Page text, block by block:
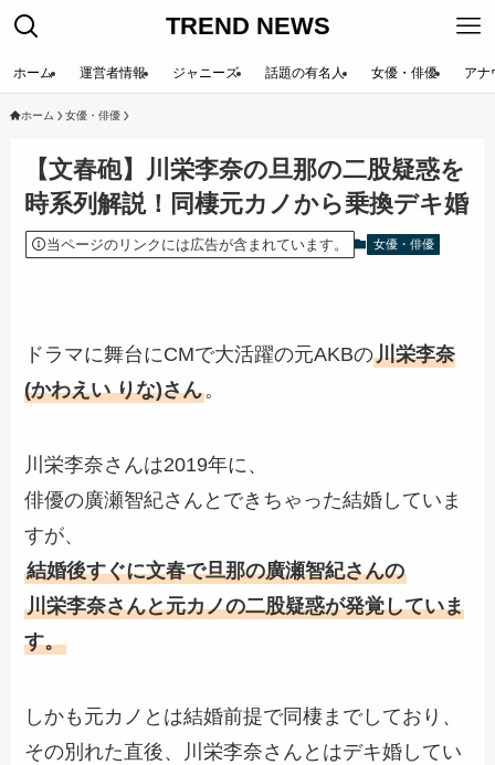
TREND NEWS
ホーム 運営者情報 ジャニーズ 話題の有名人 女優・俳優 アナ
ホーム 女優・俳優
【文春砲】川栄李奈の旦那の二股疑惑を
時系列解説！同棲元カノから乗換デキ婚
当ページのリンクには広告が含まれています。 女優・俳優
ドラマに舞台にCMで大活躍の元AKBの川栄李奈
(かわえい りな)さん。
川栄李奈さんは2019年に、
俳優の廣瀬智紀さんとできちゃった結婚していま
すが、
結婚後すぐに文春で旦那の廣瀬智紀さんの
川栄李奈さんと元カノの二股疑惑が発覚していま
す。
しかも元カノとは結婚前提で同棲までしており、
その別れた直後、川栄李奈さんとはデキ婚してい